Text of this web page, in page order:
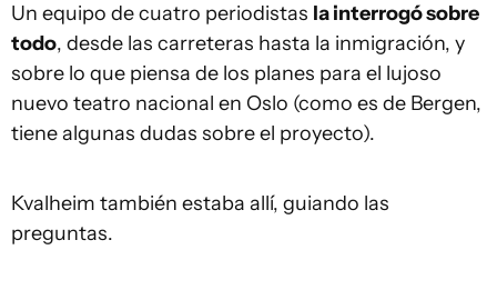
Un equipo de cuatro periodistas la interrogó sobre
todo, desde las carreteras hasta la inmigración, y
sobre lo que piensa de los planes para el lujoso
nuevo teatro nacional en Oslo (como es de Bergen,
tiene algunas dudas sobre el proyecto).
Kvalheim también estaba allí, guiando las
preguntas.